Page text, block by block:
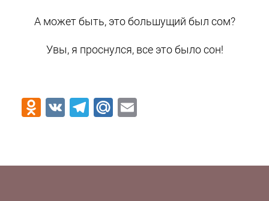
А может быть, это большущий был сом?
Увы, я проснулся, все это было сон!
Odnoklassniki
VK Telegram
Mail.Ru